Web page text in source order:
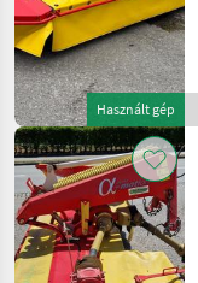
Használt gép